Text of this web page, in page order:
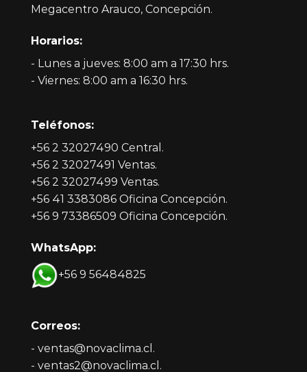
Megacentro Arauco, Concepción.
Horarios:
- Lunes a jueves: 8:00 am a 17:30 hrs.
- Viernes: 8:00 am a 16:30 hrs.
Teléfonos:
+56 2 32027490 Central.
+56 2 32027491 Ventas.
+56 2 32027499 Ventas.
+56 41 3383086 Oficina Concepción.
+56 9 73386509 Oficina Concepción.
WhatsApp:
+56 9 56484825
Correos:
- ventas@novaclima.cl.
- ventas2@novaclima.cl.